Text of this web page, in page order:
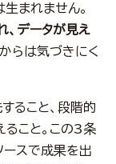
まれません。
データが見え
らは気づきにく
ること、段階的
ること。この3条
ースで成果を出